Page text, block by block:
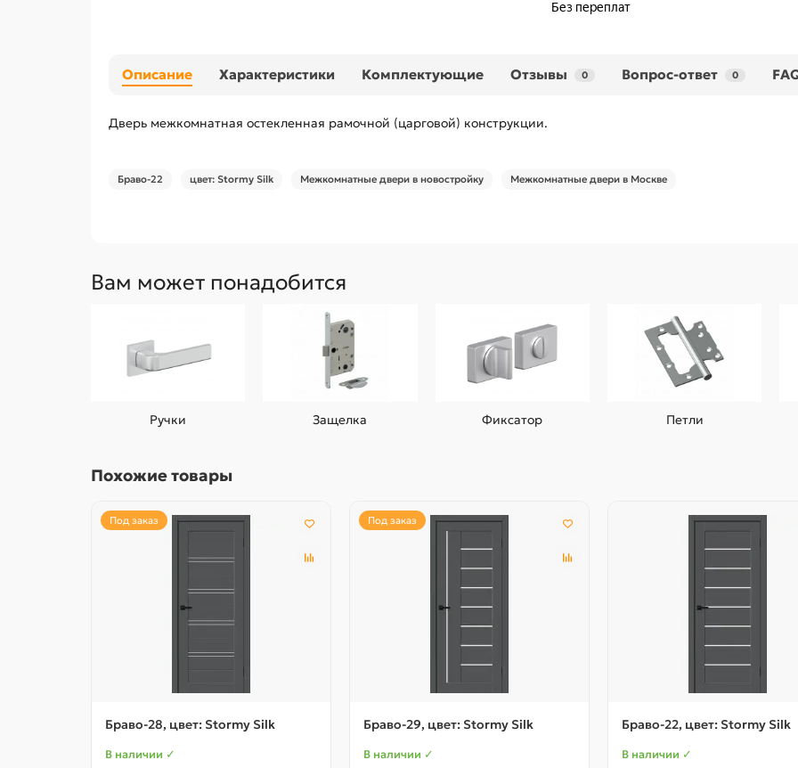
Описание Характеристики Комплектующие Отзывы 0 Вопрос-ответ 0
Дверь межкомнатная остекленная рамочной (царговой) конструкции.
Браво-22 цвет: Stormy Silk Межкомнатные двери в новостройку Межкомнатные двери в Москве
Вам может понадобится
Ручки Защелка Фиксатор Петли
Похожие товары
Под заказ
Браво-28, цвет: Stormy Silk
В наличии ✓
Под заказ
Браво-29, цвет: Stormy Silk
В наличии ✓
Браво-22, цвет: Stormy Silk
В наличии ✓